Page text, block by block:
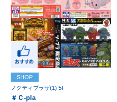
SHOP
ノクティプラザ(1) 5F
＃Ｃ-pla